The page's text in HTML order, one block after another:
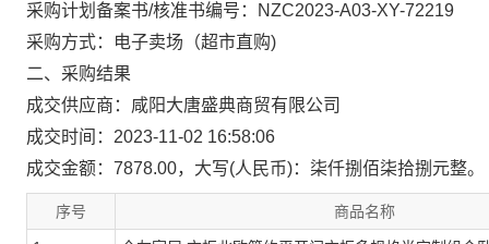
采购计划备案书/核准书编号：NZC2023-A03-XY-72219
采购方式：电子卖场（超市直购)
二、采购结果
成交供应商：咸阳大唐盛典商贸有限公司
成交时间：2023-11-02 16:58:06
成交金额：7878.00，大写(人民币)：柒仟捌佰柒拾捌元整。
序号 商品名称